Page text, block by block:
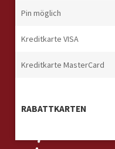
Pin möglich
Kreditkarte VISA
Kreditkarte MasterCard
RABATTKARTEN